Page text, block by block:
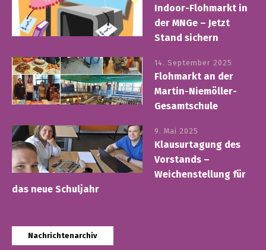
Indoor-Flohmarkt in
der MNGe – Jetzt
Stand sichern
14. September 2025
Flohmarkt an der
Martin-Niemöller-
Gesamtschule
9. Mai 2025
Klausurtagung des
Vorstands –
Weichenstellung für
das neue Schuljahr
Nachrichtenarchiv